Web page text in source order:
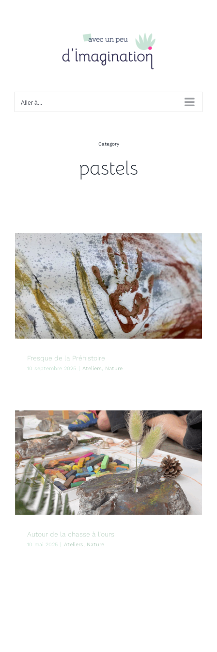
Aller à...
Category
pastels
Fresque de la Préhistoire
10 septembre 2025 | Ateliers, Nature
Autour de la chasse à l’ours
10 mai 2025 Ateliers, Nature